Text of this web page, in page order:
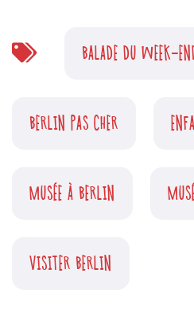
BALADE DU WEEK-
BERLIN PAS CHER
MUSÉE À BERLIN
VISITER BERLIN